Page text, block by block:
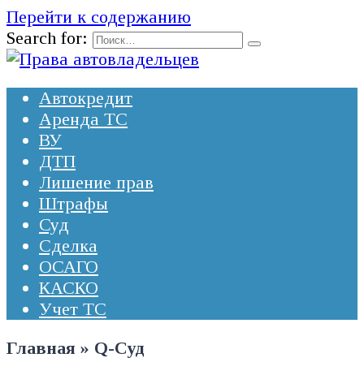
Перейти к содержанию
Search for:
Автокредит
Аренда ТС
ВУ
ДТП
Лишение прав
Штрафы
Суд
Сделка
ОСАГО
КАСКО
Учет ТС
Главная » Q-Суд